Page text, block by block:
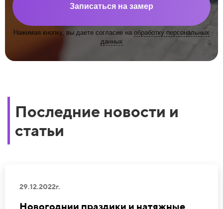
Записаться на замер
Нажимая кнопку, вы даете согласие на обработку персональных
данных
Последние новости и
статьи
29.12.2022г.
Новогоднии праздики и натяжные